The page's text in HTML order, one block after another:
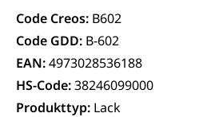
Code Creos: B602
Code GDD: B-602
EAN:4973028536188
HS-Code:38246099000
Produkttyp: Lack